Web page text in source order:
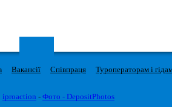
Вакансії Співпраця Туроператорам і
iproaction - Фото - DepositPhotos